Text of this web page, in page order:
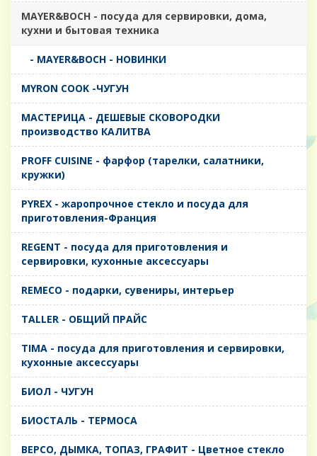
MAYER&BOCH - посуда для сервировки, дома,
кухни и бытовая техника
- MAYER&BOCH - НОВИНКИ
MYRON COOK -ЧУГУН
MАСТЕРИЦА - ДЕШЕВЫЕ СКОВОРОДКИ
производство КАЛИТВА
PROFF CUISINE - фарфор (тарелки, салатники,
кружки)
PYREX - жаропрочное стекло и посуда для
приготовления-Франция
REGENT - посуда для приготовления и
сервировки, кухонные аксессуары
REMECO - подарки, сувениры, интерьер
TALLER - ОБЩИЙ ПРАЙС
TIMA - посуда для приготовления и сервировки,
кухонные аксессуары
БИОЛ - ЧУГУН
БИОСТАЛЬ - ТЕРМОСА
ВЕРСО, ДЫМКА, ТОПАЗ, ГРАФИТ - Цветное стекло